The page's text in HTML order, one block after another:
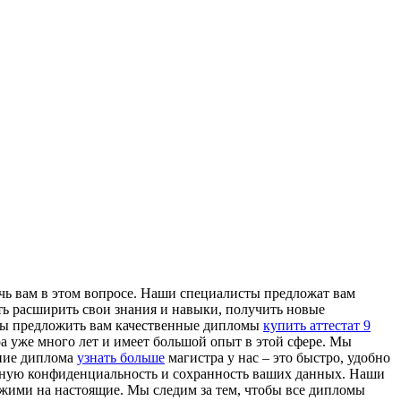
вам в этом вопросе. Наши специалисты предложат вам
расширить свои знания и навыки, получить новые
предложить вам качественные дипломы купить аттестат 9
уже много лет и имеет большой опыт в этой сфере. Мы
диплома узнать больше магистра у нас – это быстро, удобно
конфиденциальность и сохранность ваших данных. Наши
на настоящие. Мы следим за тем, чтобы все дипломы